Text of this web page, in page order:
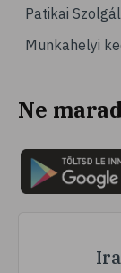
# szív- és
#
# mozgás
#
# hátfájás
#
Patikai
Munkahelyi
Ne